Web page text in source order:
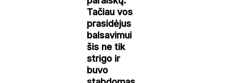
Tačiau vos
prasidėjus
balsavimui
šis ne tik
strigo ir
buvo